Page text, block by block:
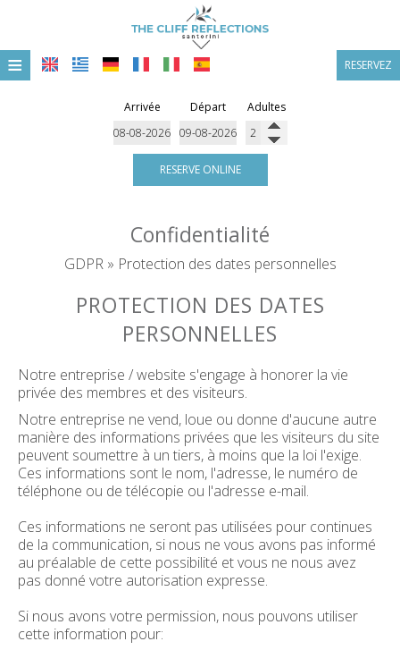
≡ RESERVEZ
EMPLACEMENT
GALERIE DE PHOTOS
Arrivée Départ Adultes
RESERVE ONLINE
Confidentialité
GDPR » Protection des dates personnelles
PROTECTION DES DATES
PERSONNELLES
Notre entreprise / website s'engage à honorer la vie
privée des membres et des visiteurs.
Notre entreprise ne vend, loue ou donne d'aucune autre
manière des informations privées que les visiteurs du site
peuvent soumettre à un tiers, à moins que la loi l'exige.
Ces informations sont le nom, l'adresse, le numéro de
téléphone ou de télécopie ou l'adresse e-mail.
Ces informations ne seront pas utilisées pour continues
de la communication, si nous ne vous avons pas informé
au préalable de cette possibilité et vous ne nous avez
pas donné votre autorisation expresse.
Si nous avons votre permission, nous pouvons utiliser
cette information pour: